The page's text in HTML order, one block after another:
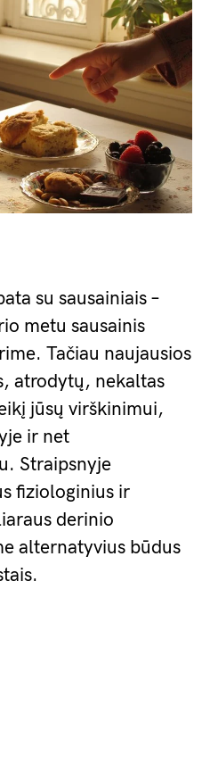
su sausainiais –
metu sausainis
Tačiau naujausios
atrodytų, nekaltas
jūsų virškinimui,
ir net
Straipsnyje
fiziologinius ir
derinio
alternatyvius būdus